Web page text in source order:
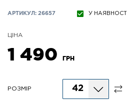
АРТИКУЛ: 26657 У НАЯВНОСТІ
ЦІНА
1 490 ГРН
РОЗМІР 42